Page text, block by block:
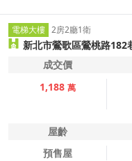
電梯大樓 2房2廳1衛
新北市鶯歌區鶯桃路182
成交價
1,188 萬
屋齡
預售屋